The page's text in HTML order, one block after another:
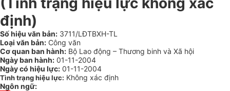
định)
Số hiệu văn bản: 3711/LĐTBXH-TL
Loại văn bản: Công văn
Cơ quan ban hành: Bộ Lao động – Thương binh và Xã hội
Ngày ban hành: 01-11-2004
Ngày có hiệu lực: 01-11-2004
Tình trạng hiệu lực: Không xác định
Ngôn ngữ: